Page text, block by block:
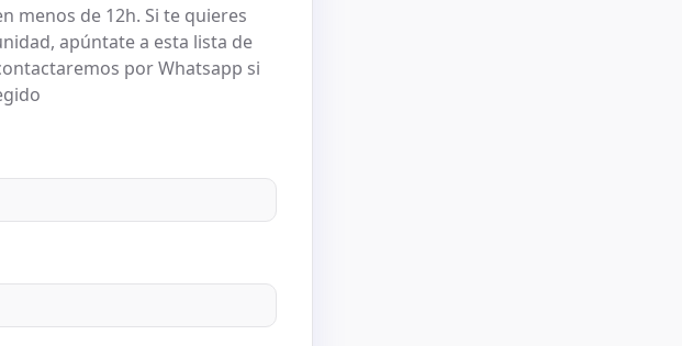
menos de 12h. Si te quieres
apúntate a esta lista de
por Whatsapp si